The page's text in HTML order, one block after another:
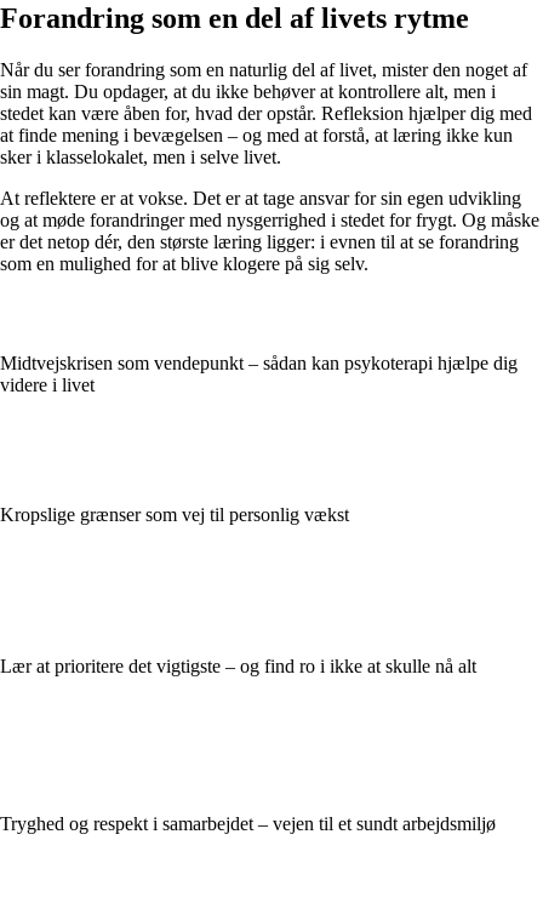
Forandring som en del af livets rytme
Når du ser forandring som en naturlig del af livet, mister den noget af
sin magt. Du opdager, at du ikke behøver at kontrollere alt, men i
stedet kan være åben for, hvad der opstår. Refleksion hjælper dig med
at finde mening i bevægelsen – og med at forstå, at læring ikke kun
sker i klasselokalet, men i selve livet.
At reflektere er at vokse. Det er at tage ansvar for sin egen udvikling
og at møde forandringer med nysgerrighed i stedet for frygt. Og måske
er det netop dér, den største læring ligger: i evnen til at se forandring
som en mulighed for at blive klogere på sig selv.
Midtvejskrisen som vendepunkt – sådan kan psykoterapi hjælpe dig
videre i livet
Kropslige grænser som vej til personlig vækst
Lær at prioritere det vigtigste – og find ro i ikke at skulle nå alt
Tryghed og respekt i samarbejdet – vejen til et sundt arbejdsmiljø